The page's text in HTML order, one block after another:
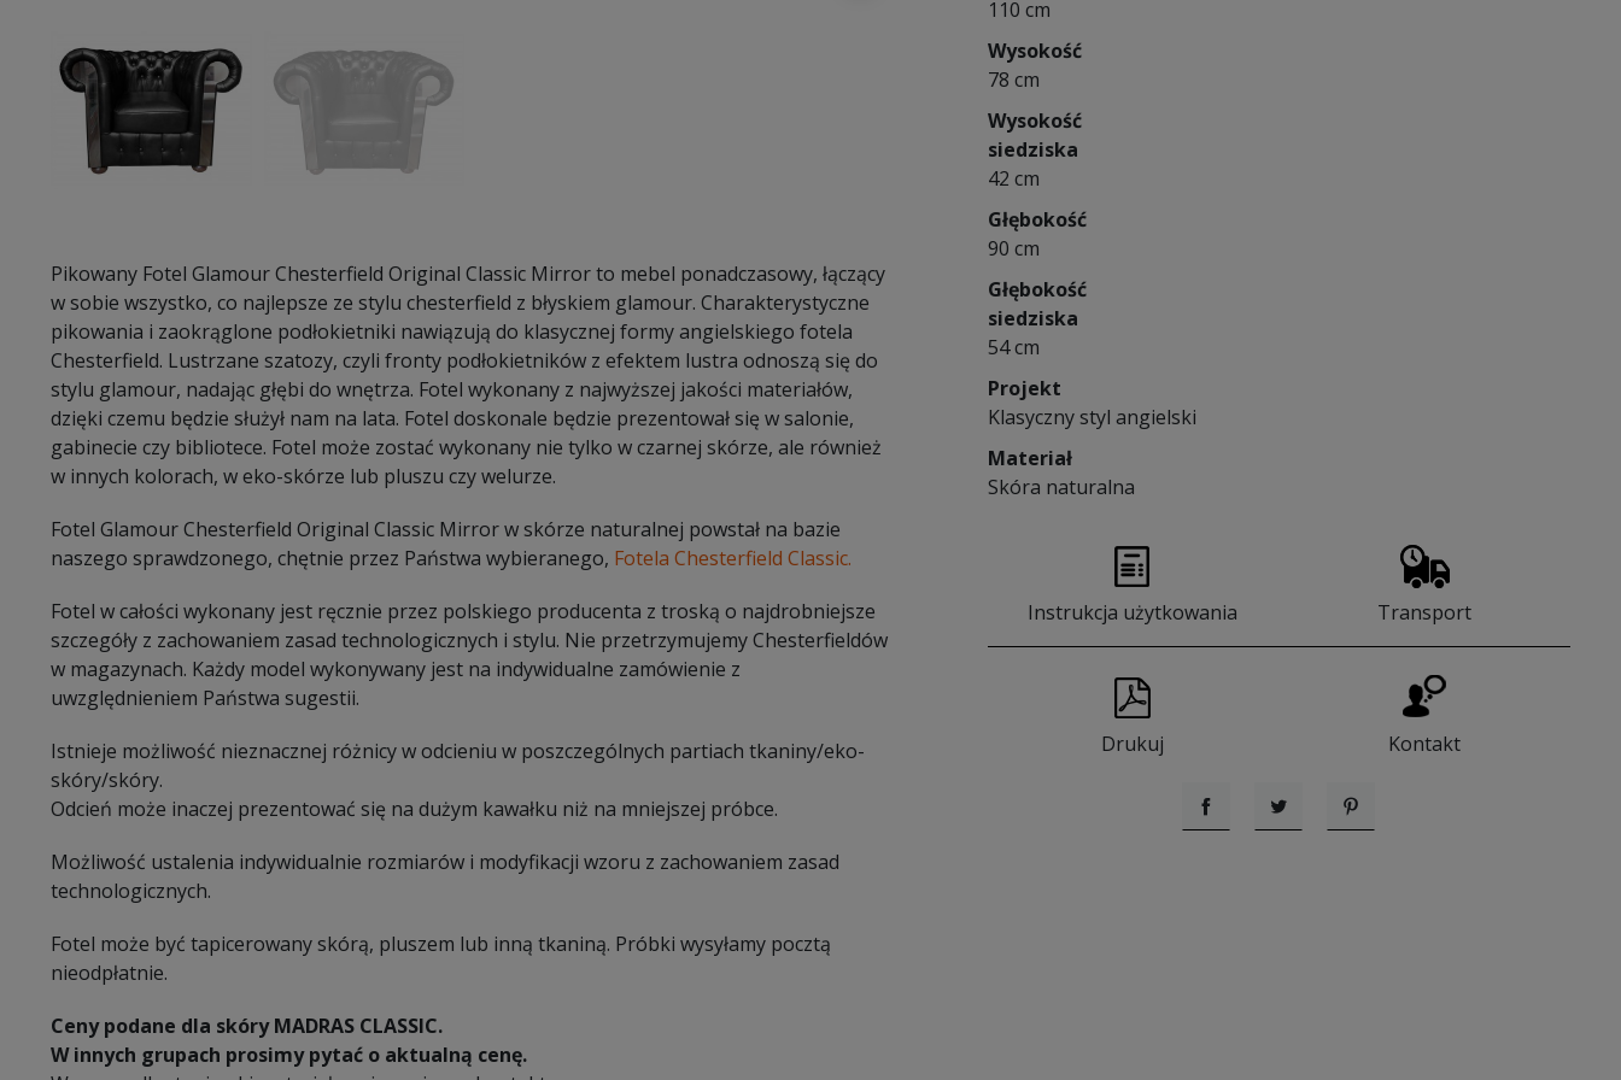
Pikowany Fotel Glamour Chesterfield Original Classic Mirror to mebel ponadczasowy, łączący
w sobie wszystko, co najlepsze ze stylu chesterfield z błyskiem glamour. Charakterystyczne
pikowania i zaokrąglone podłokietniki nawiązują do klasycznej formy angielskiego fotela
Chesterfield. Lustrzane szatozy, czyli fronty podłokietników z efektem lustra odnoszą się do
stylu glamour, nadając głębi do wnętrza. Fotel wykonany z najwyższej jakości materiałów,
dzięki czemu będzie służył nam na lata. Fotel doskonale będzie prezentował się w salonie,
gabinecie czy bibliotece. Fotel może zostać wykonany nie tylko w czarnej skórze, ale również
w innych kolorach, w eko-skórze lub pluszu czy welurze.
Fotel Glamour Chesterfield Original Classic Mirror w skórze naturalnej powstał na bazie
naszego sprawdzonego, chętnie przez Państwa wybieranego, Fotela Chesterfield Classic.
Fotel w całości wykonany jest ręcznie przez polskiego producenta z troską o najdrobniejsze
szczegóły z zachowaniem zasad technologicznych i stylu. Nie przetrzymujemy Chesterfieldów
w magazynach. Każdy model wykonywany jest na indywidualne zamówienie z
uwzględnieniem Państwa sugestii.
Istnieje możliwość nieznacznej różnicy w odcieniu w poszczególnych partiach tkaniny/eko-
skóry/skóry.
Odcień może inaczej prezentować się na dużym kawałku niż na mniejszej próbce.
Możliwość ustalenia indywidualnie rozmiarów i modyfikacji wzoru z zachowaniem zasad
technologicznych.
Fotel może być tapicerowany skórą, pluszem lub inną tkaniną. Próbki wysyłamy pocztą
nieodpłatnie.
Ceny podane dla skóry MADRAS CLASSIC.
W innych grupach prosimy pytać o aktualną cenę.
110 cm
Wysokość
78 cm
Wysokość
siedziska
42 cm
Głębokość
90 cm
Głębokość
siedziska
54 cm
Projekt
Klasyczny styl angielski
Materiał
Skóra naturalna
Instrukcja użytkowania Transport
Drukuj Kontakt
UdostępnijTweetujPinterest